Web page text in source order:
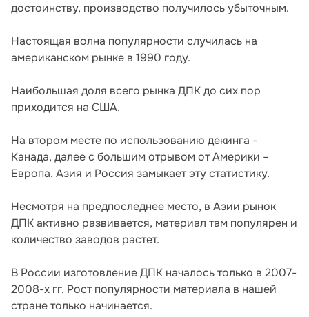
достоинству, производство получилось убыточным.
Настоящая волна популярности случилась на
американском рынке в 1990 году.
Наибольшая доля всего рынка ДПК до сих пор
приходится на США.
На втором месте по использованию декинга -
Канада, далее с большим отрывом от Америки –
Европа. Азия и Россия замыкает эту статистику.
Несмотря на предпоследнее место, в Азии рынок
ДПК активно развивается, материал там популярен и
количество заводов растет.
В России изготовление ДПК началось только в 2007-
2008-х гг. Рост популярности материала в нашей
стране только начинается.